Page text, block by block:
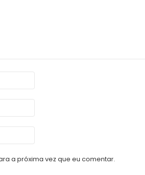
a próxima vez que eu comentar.